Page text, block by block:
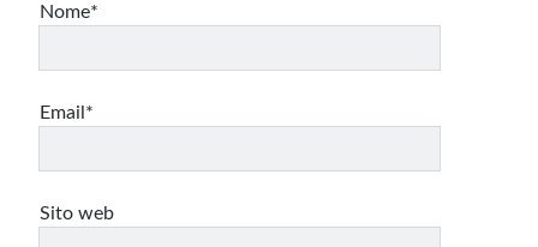
Nome*
Email*
Sito web